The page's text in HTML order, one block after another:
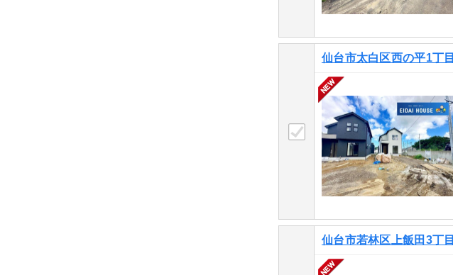
仙台市太白区西の平1丁目
仙台市若林区上飯田3丁目